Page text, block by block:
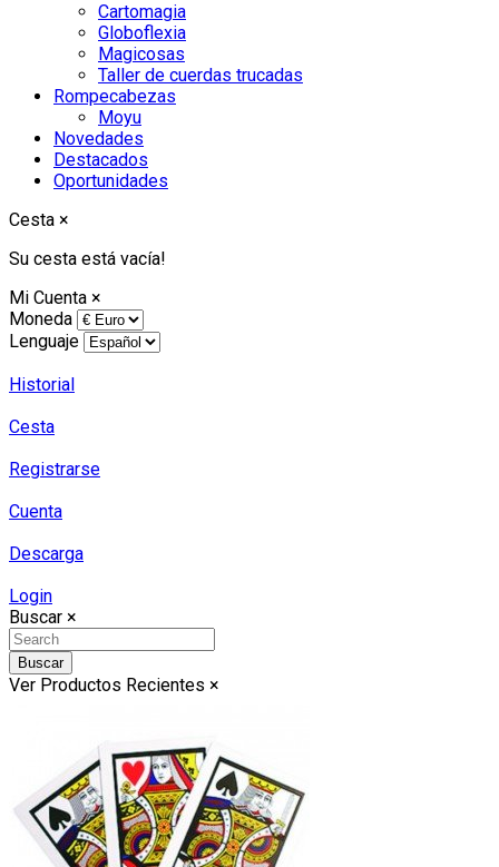
Cartomagia
Globoflexia
Magicosas
Taller de cuerdas trucadas
Rompecabezas
Moyu
Novedades
Destacados
Oportunidades
Cesta ×
Su cesta está vacía!
Mi Cuenta ×
Moneda
Lenguaje
Historial
Cesta
Registrarse
Cuenta
Descarga
Login
Buscar ×
Buscar
Ver Productos Recientes ×